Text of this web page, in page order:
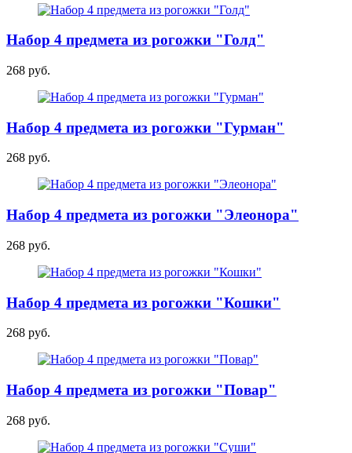
Набор 4 предмета из рогожки "Голд"
268 руб.
Набор 4 предмета из рогожки "Гурман"
268 руб.
Набор 4 предмета из рогожки "Элеонора"
268 руб.
Набор 4 предмета из рогожки "Кошки"
268 руб.
Набор 4 предмета из рогожки "Повар"
268 руб.